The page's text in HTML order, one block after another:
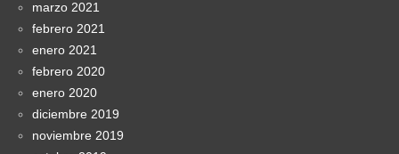
marzo 2021
febrero 2021
enero 2021
febrero 2020
enero 2020
diciembre 2019
noviembre 2019